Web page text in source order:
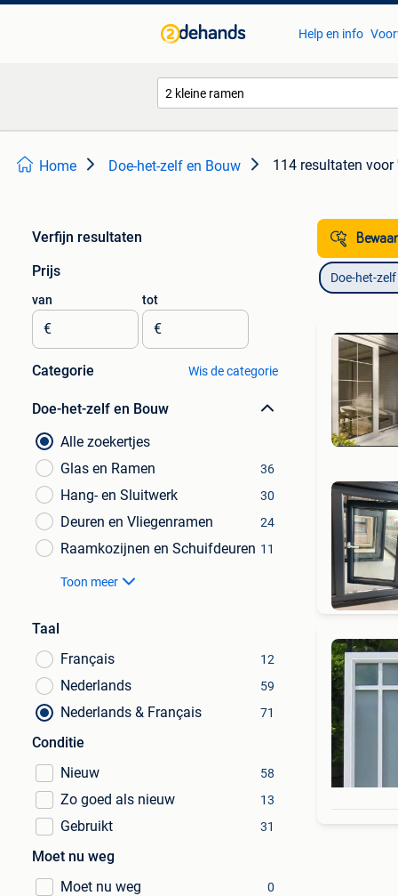
Help en info
Home Doe-het-zelf en Bouw 114 resultaten voor
Verfijn resultaten
Prijs
van
€
tot
€
Categorie Wis de categorie
Doe-het-zelf en Bouw
Alle zoekertjes
Glas en Ramen
36
Hang- en Sluitwerk 30
Deuren en Vliegenramen 24
Raamkozijnen en Schuifdeuren 11
Toon meer
Taal
Français
12
Nederlands 59
Nederlands & Français 71
Conditie
Nieuw
58
Zo goed als nieuw 13
Gebruikt 31
Moet nu weg
Moet nu weg
0
Doe-het-